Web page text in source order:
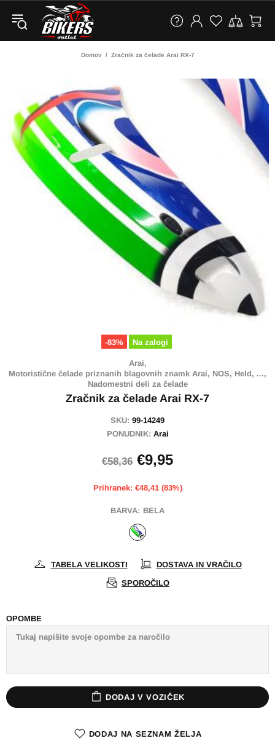
Domov Zračnik za čelade Arai RX-7
-83% Na zalogi
Arai,
Motoristične čelade priznanih blagovnih znamk Arai, NOS, Held, ...,
Nadomestni deli za čelade
Zračnik za čelade Arai RX-7
SKU: 99-14249
PONUDNIK: Arai
€58,36 €9,95
Prihranek: €48,41 (83%)
BARVA: BELA
TABELA VELIKOSTI
DOSTAVA IN VRAČILO
SPOROČILO
OPOMBE
DODAJ V VOZIČEK
DODAJ NA SEZNAM ŽELJA